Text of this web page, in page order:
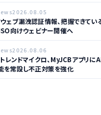
2026.08.05
ェブ漏洩認証情報、把握できてい
向けウェビナー開催へ
2026.08.06
レンドマイクロ、MyJCBアプリに
を常設し不正対策を強化